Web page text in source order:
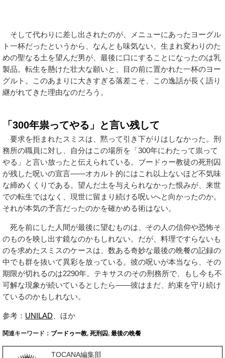
そして代わりに差し出されたのが、メニューにあったヨーグル
ト一杯だったというから、なんとも味気ない。生まれ変わりのた
めの聖なる土を望んだ男が、最後に口にすることになったのは乳
製品。転生を懸けた壮大な願いと、目の前に置かれた一杯のヨー
グルト。このあまりに大きすぎる落差こそ、この逸話が長く語り
継がれてきた理由なのだろう。
「300年祟ってやる」と言い残して
要求を拒まれたスミスは、黙って引き下がりはしなかった。刑
務所の職員に対し、自分はこの場所を「300年にわたって祟って
やる」と言い放ったと伝えられている。ブードゥー教徒の死刑囚
が残した呪いの宣言——オカルト的にはこれ以上ないほど不気味
な締めくくりである。望んだ土を与えられなかった恨みが、来世
での転生ではなく、現世に留まり続ける呪いへと向かったのか。
それが本気の予言だったのかを確かめる術はない。
死を前にした人間が最後に望むものは、その人の信仰や恐怖そ
のものを映し出す鏡なのかもしれない。だが、料理ですらないも
のを求めたスミスのケースは、数ある奇妙な最後の晩餐の記録の
中でも群を抜いて異彩を放っている。彼の呪いが本当なら、その
期限が切れるのは2290年。テキサスのその刑務所で、もし今も不
可解な現象が続いているとしたら——彼はまだ、約束を守り続け
ているのかもしれない。
参考： UNILAD 、ほか
関連キーワード： ブードゥー教, 死刑囚, 最後の晩餐
TOCANA編集部